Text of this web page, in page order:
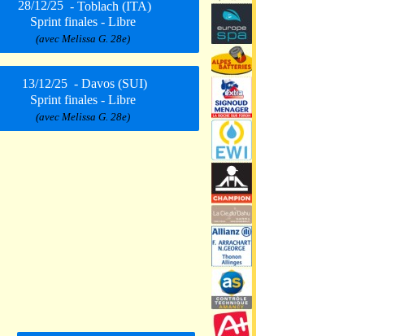
28/12/25 - Toblach (ITA)
Sprint finales - Libre
(avec Melissa G. 28e)
13/12/25 - Davos (SUI)
Sprint finales - Libre
(avec Melissa G. 28e)